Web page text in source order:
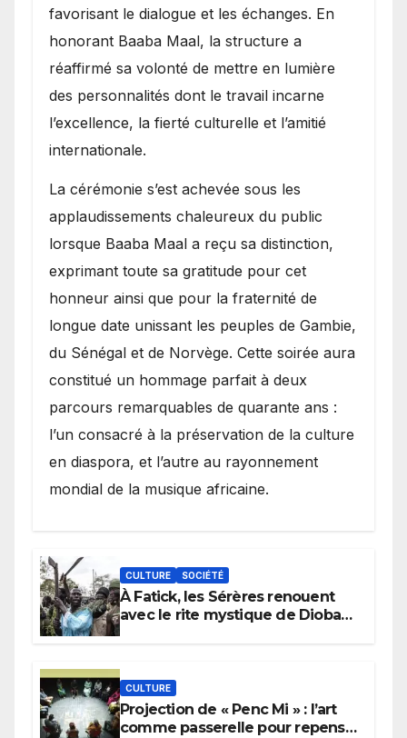
favorisant le dialogue et les échanges. En
honorant Baaba Maal, la structure a
réaffirmé sa volonté de mettre en lumière
des personnalités dont le travail incarne
l’excellence, la fierté culturelle et l’amitié
internationale.
​La cérémonie s’est achevée sous les
applaudissements chaleureux du public
lorsque Baaba Maal a reçu sa distinction,
exprimant toute sa gratitude pour cet
honneur ainsi que pour la fraternité de
longue date unissant les peuples de Gambie,
du Sénégal et de Norvège. Cette soirée aura
constitué un hommage parfait à deux
parcours remarquables de quarante ans :
l’un consacré à la préservation de la culture
en diaspora, et l’autre au rayonnement
mondial de la musique africaine.
CULTURE SOCIÉTÉ
À Fatick, les Sérères renouent
avec le rite mystique de Diobaye
CULTURE
Projection de « Penc Mi » : l’art
comme passerelle pour repenser